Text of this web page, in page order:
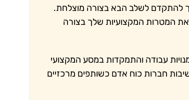
להתקדם לשלב הבא בצורה מוצלחת.
את המטרות המקצועיות שלך בצורה
עבודה והתמקדות במסע המקצועי
חברות כוח אדם כשותפים מרכזיים